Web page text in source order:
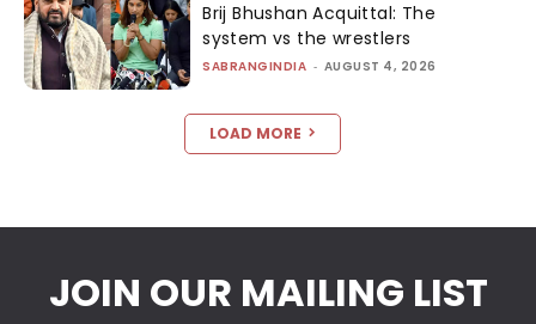
Brij Bhushan Acquittal: The
system vs the wrestlers
SABRANGINDIA - AUGUST 4, 2026
LOAD MORE
JOIN OUR MAILING LIST